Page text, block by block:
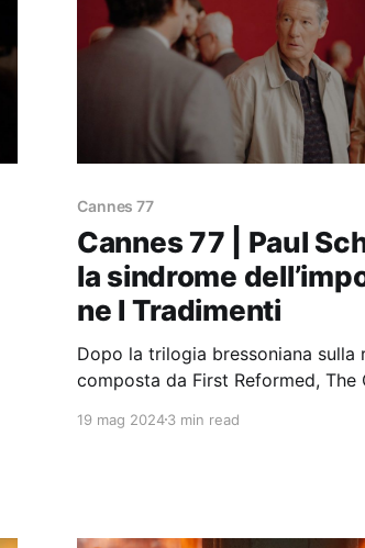
Cannes 77
Cannes 77 | Paul
la sindrome
ne I Tradimenti
Dopo la trilogia bressoniana sulla
composta da First Reformed, The
sembra voler abbandonare
19 mag 20243 min read